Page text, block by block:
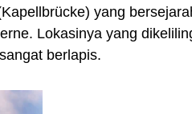
yang
Lokasinya yang
berlapis.